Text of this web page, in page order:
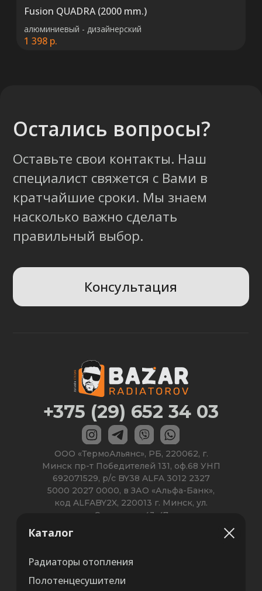
Fusion QUADRA (2000 mm.)
алюминиевый - дизайнерский
1 398 р.
Каталог
Радиаторы отопления
Полотенцесушители